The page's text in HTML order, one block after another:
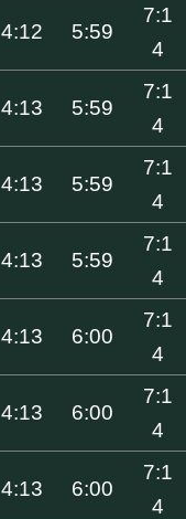
4:12 5:59
7:1
4
4:13 5:59
7:1
4
4:13 5:59
7:1
4
4:13 5:59
7:1
4
4:13 6:00
7:1
4
4:13 6:00
7:1
4
4:13 6:00
7:1
4